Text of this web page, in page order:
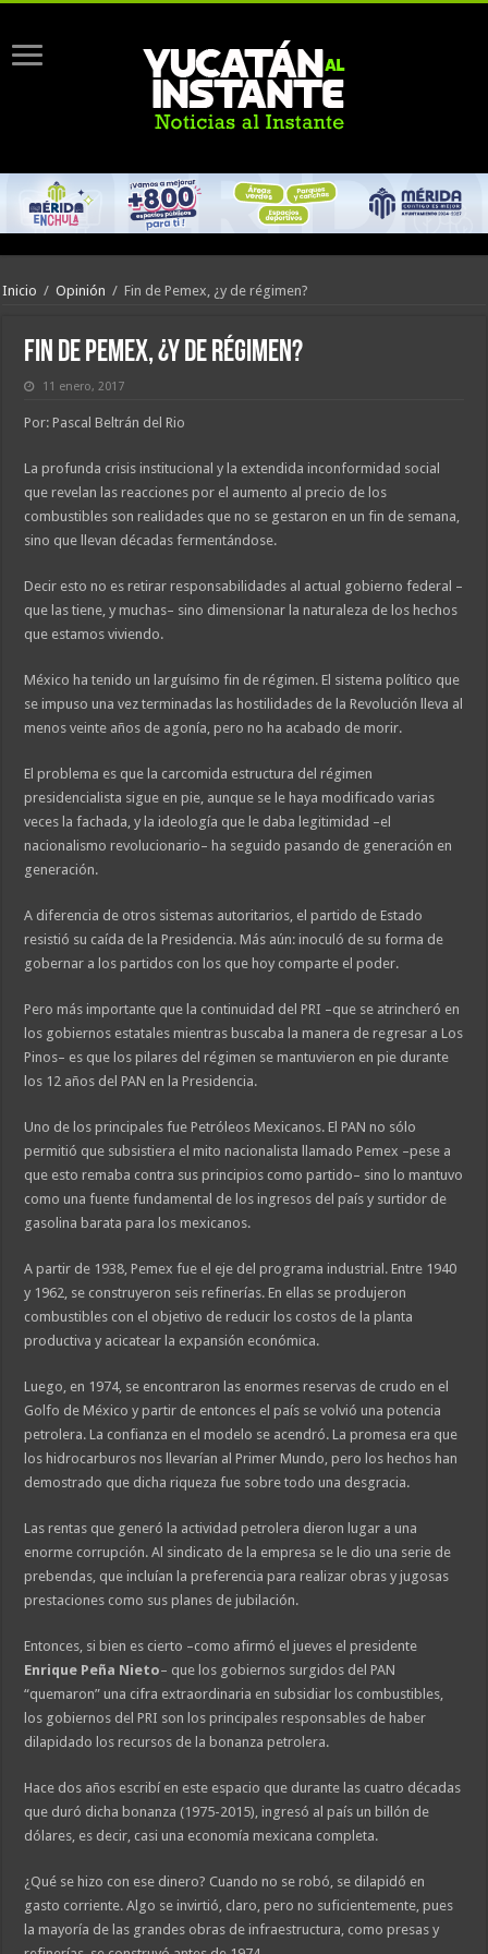
Inicio / Opinión / Fin de Pemex, ¿y de régimen?
Fin de Pemex, ¿y de régimen?
11 enero, 2017
Por: Pascal Beltrán del Rio
La profunda crisis institucional y la extendida inconformidad social
que revelan las reacciones por el aumento al precio de los
combustibles son realidades que no se gestaron en un fin de semana,
sino que llevan décadas fermentándose.
Decir esto no es retirar responsabilidades al actual gobierno federal –
que las tiene, y muchas– sino dimensionar la naturaleza de los hechos
que estamos viviendo.
México ha tenido un larguísimo fin de régimen. El sistema político que
se impuso una vez terminadas las hostilidades de la Revolución lleva al
menos veinte años de agonía, pero no ha acabado de morir.
El problema es que la carcomida estructura del régimen
presidencialista sigue en pie, aunque se le haya modificado varias
veces la fachada, y la ideología que le daba legitimidad –el
nacionalismo revolucionario– ha seguido pasando de generación en
generación.
A diferencia de otros sistemas autoritarios, el partido de Estado
resistió su caída de la Presidencia. Más aún: inoculó de su forma de
gobernar a los partidos con los que hoy comparte el poder.
Pero más importante que la continuidad del PRI –que se atrincheró en
los gobiernos estatales mientras buscaba la manera de regresar a Los
Pinos– es que los pilares del régimen se mantuvieron en pie durante
los 12 años del PAN en la Presidencia.
Uno de los principales fue Petróleos Mexicanos. El PAN no sólo
permitió que subsistiera el mito nacionalista llamado Pemex –pese a
que esto remaba contra sus principios como partido– sino lo mantuvo
como una fuente fundamental de los ingresos del país y surtidor de
gasolina barata para los mexicanos.
A partir de 1938, Pemex fue el eje del programa industrial. Entre 1940
y 1962, se construyeron seis refinerías. En ellas se produjeron
combustibles con el objetivo de reducir los costos de la planta
productiva y acicatear la expansión económica.
Luego, en 1974, se encontraron las enormes reservas de crudo en el
Golfo de México y partir de entonces el país se volvió una potencia
petrolera. La confianza en el modelo se acendró. La promesa era que
los hidrocarburos nos llevarían al Primer Mundo, pero los hechos han
demostrado que dicha riqueza fue sobre todo una desgracia.
Las rentas que generó la actividad petrolera dieron lugar a una
enorme corrupción. Al sindicato de la empresa se le dio una serie de
prebendas, que incluían la preferencia para realizar obras y jugosas
prestaciones como sus planes de jubilación.
Entonces, si bien es cierto –como afirmó el jueves el presidente
Enrique Peña Nieto– que los gobiernos surgidos del PAN
“quemaron” una cifra extraordinaria en subsidiar los combustibles,
los gobiernos del PRI son los principales responsables de haber
dilapidado los recursos de la bonanza petrolera.
Hace dos años escribí en este espacio que durante las cuatro décadas
que duró dicha bonanza (1975-2015), ingresó al país un billón de
dólares, es decir, casi una economía mexicana completa.
¿Qué se hizo con ese dinero? Cuando no se robó, se dilapidó en
gasto corriente. Algo se invirtió, claro, pero no suficientemente, pues
la mayoría de las grandes obras de infraestructura, como presas y